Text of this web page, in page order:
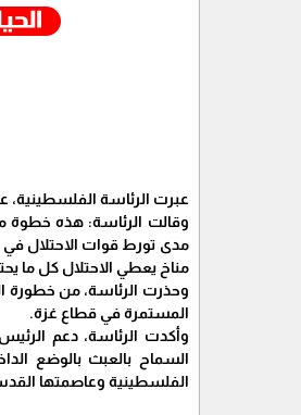
عبرت الرئاسة الفلسطينية،
وقالت الرئاسة: هذه خطوة
مدى تورط قوات الاحتلال في
مناخ يعطي الاحتلال كل ما
وحذرت الرئاسة، من خطورة
المستمرة في قطاع غزة.
وأكدت الرئاسة، دعم
السماح بالعبث بالوضع
الفلسطينية وعاصمتها